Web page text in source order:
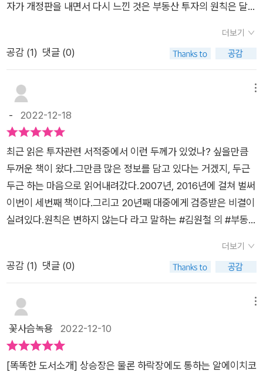
아졌고, 결국 작가님께서 개정판을 또다시 쓰시게 되었다고 합니
다.​특히 이 개정판을 쓰시면서 처음에는 그사이 바뀐 부동산 관련
법규들이 너무 많아 부담이 많이 되셨다고 고백해 주셨는데요 막
합니다.​그만큼 부동산 투자의 기본은 상승장에도 하락장에도 늘
통하는 기준이라는 게 존재하나 봅니다.<부동산 투자의 정석>
은 돈이 나오는 시스템을 만드는 비결에 관한 책입니다. 2004년
부터 무려 18년간 부동산 투자와 강의를 해온 1세대 투자자인 김
사부님은 이 책을 집필하기 전에 큰 실패를 경험한 후 2007년도
에 부동산 투자의 정석이라는 책을 집필한 이후 이 시스템에 따라
성실히 투자해온 결과 재기에 성공하셔서 지금까지 부동산 투자
자의 길을 성실히 나아가고 있다고 합니다. 역시 중요한 건 시스
템이라는 걸 다시 한번 깨닫게 되는 것 같습니다.이 책은 정부의
에 위험을 대비하며 꾸준히 투자한다면, 결국엔 부동산 투자를 성
공할 수 있다는 내용입니다. 지금 당장은 하락할지 몰라도 장기적
인 관점에서는 꾸준히 상승한다는 것에는 분명 많은 분들이 공감
하시는 부분이 아닐까 생각됩니다. 저 또한 마찬가지고요.중요한
것은 포기하지 않고 자신의 상황에 맞게 꾸준히 투자하라는 겁니
다. 매년 똑같이 상승하지는 않겠지만 장기로 봤을 때는 상승하는
자가 개정판을 내면서 다시 느낀 것은 부동산 투자의 원칙은 달라
라졌지만 가장 근본적인게 달라지지 않았기때문에 이 핵심 원칙
만 알아도 앞으로도 어떤 시장의 변화와 상관없이 꾸준히 부동산
산 투자의 정석 방법 저도 꼭 배우고 싶은데요​저자가 말하는 부동
산 투자의 정석 핵심은 바로 이것이라고 합니다​얼마의 돈을 갖고
있느냐보다 중요한 것은 돈이 계속 나오는 시스템을 갖추고 있느
의 돈이 나오는 시스템이 있느냐가 중요하다.​이 시스템을 만들기
위해서 부동산 투자의 정석을 배워야 한다고 저자는 힘주어 말합
니다.​앞으로 부동산 투자는 유효할까?​주택은 향후 20년간 부족
하다.가구수는 20년간 늘어난다.다문화가정이 생견나다.신규 주
택의 수요는 영원할 수 밖에 없다.​저자의 결론은 부동산을 필요로
하는 사람들 사이에 내용상의 변화는 있을 수 있지만 외형상으로
드러나는 그 숫자만큼은 확실히 증가한다.​수요와 공급간의 불균
이 부동산 투자가 여전히 유효한 첫번째 이유다.​저역시 공감하는
데 특히 신축 아파트에 대한 수요는 정말 높다는 것이다.​물론 살
수 있는 가격이냐 아니냐를 떠나서 핵심 입지에 신축 아파트의 수
요는 현재도 차고 넘치기때문에 이런 부분들을 면밀히 살펴야 할
것 같습니다.​정부의 유일한 카드는 경기 부양 카드는 부동산이다.​
더보기
공감 (1) 댓글 (0)
- 2022-12-18
최근 읽은 투자관련 서적중에서 이런 두께가 있었나? 싶을만큼
두꺼운 책이 왔다.그만큼 많은 정보를 담고 있다는 거겠지, 두근
두근 하는 마음으로 읽어내려갔다.2007년, 2016년에 걸쳐 벌써
이번이 세번째 책이다.그리고 20년째 대중에게 검증받은 비결이
실려있다.원칙은 변하지 않는다 라고 말하는 #김원철 의 #부동
는 끝났다.' 라는 말은 1990년 부터 나온 이야기다.그리고 부동산
이 투자 가치가 있는지 아닌지를 심도 있게 고민하거나 살펴보지
면 과거처럼 뼈아픈 후회를 할 수 있다.부동산 투자는 10년이 지
나도, 20년, 30년이 지나도 여전히 유효할 것이다.부동산 투자의
정석서울 아파트의 절반은 세입자이다. 이들은 언제든지 수요자
더보기
공감 (1) 댓글 (0)
꽃사슴녹용 2022-12-10
[똑똑한 도서소개] 상승장은 물론 하락장에도 통하는 알에이치코